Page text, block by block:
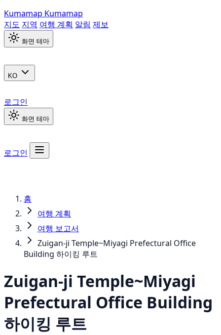
Kumamap Kumamap
지도 지역 여행 계획 알림 제보
화면 테마
KO
로그인
화면 테마
로그인
홈
여행 계획
여행 보고서
Zuigan-ji Temple~Miyagi Prefectural Office
Building 하이킹 루트
Zuigan-ji Temple~Miyagi
Prefectural Office Building
하이킹 루트